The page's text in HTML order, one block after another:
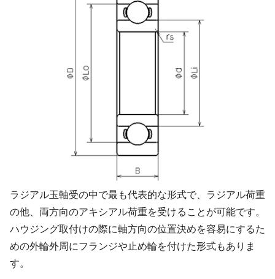
ラジアル玉軸受の中で最も代表的な形式で、ラジアル荷重
の他、両方向のアキシアル荷重を受けることが可能です。
ハウジング取付けの際に軸方向の位置決めを容易にするた
めの外輪外周にフランジや止め輪を付けた形式もありま
す。